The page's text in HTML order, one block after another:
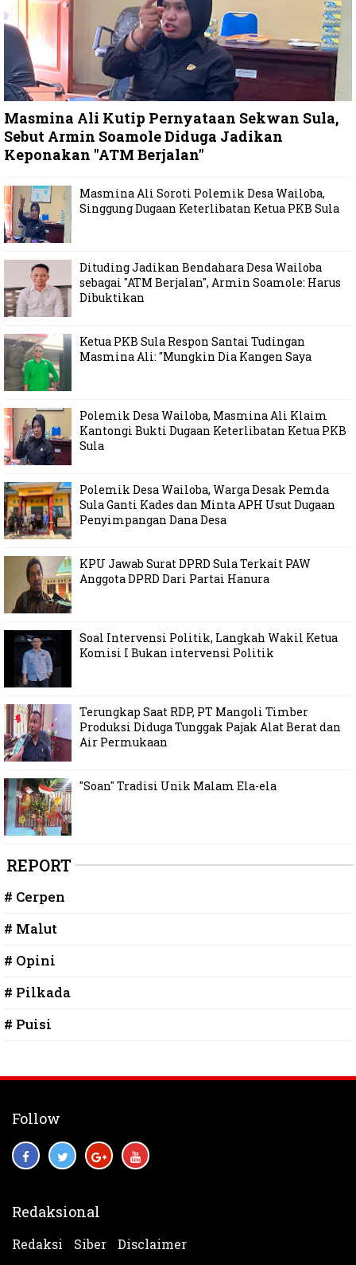
Masmina Ali Kutip Pernyataan Sekwan Sula,
Sebut Armin Soamole Diduga Jadikan
Keponakan "ATM Berjalan"
Masmina Ali Soroti Polemik Desa Wailoba,
Singgung Dugaan Keterlibatan Ketua PKB Sula
Dituding Jadikan Bendahara Desa Wailoba
sebagai "ATM Berjalan", Armin Soamole: Harus
Dibuktikan
Ketua PKB Sula Respon Santai Tudingan
Masmina Ali: "Mungkin Dia Kangen Saya
Polemik Desa Wailoba, Masmina Ali Klaim
Kantongi Bukti Dugaan Keterlibatan Ketua PKB
Sula
Polemik Desa Wailoba, Warga Desak Pemda
Sula Ganti Kades dan Minta APH Usut Dugaan
Penyimpangan Dana Desa
KPU Jawab Surat DPRD Sula Terkait PAW
Anggota DPRD Dari Partai Hanura
Soal Intervensi Politik, Langkah Wakil Ketua
Komisi I Bukan intervensi Politik
Terungkap Saat RDP, PT Mangoli Timber
Produksi Diduga Tunggak Pajak Alat Berat dan
Air Permukaan
"Soan" Tradisi Unik Malam Ela-ela
REPORT
# Cerpen
# Malut
# Opini
# Pilkada
# Puisi
Follow
Redaksional
Redaksi Siber Disclaimer